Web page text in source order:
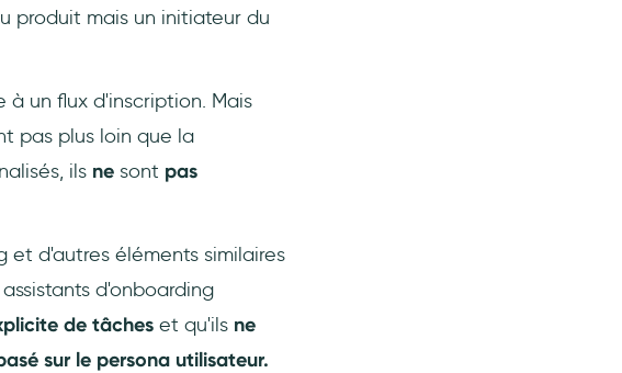
produit mais un initiateur du
à un flux d'inscription. Mais
pas plus loin que la
ils ne sont pas
et d'autres éléments similaires
d'onboarding
de tâches et qu'ils ne
sur le persona utilisateur.